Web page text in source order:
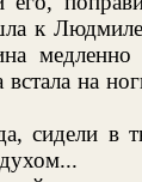
к
медленно
встала на
сидели в